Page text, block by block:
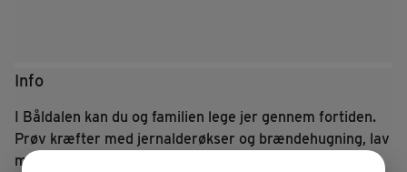
Info
I Båldalen kan du og familien lege jer gennem fortiden.
Prøv kræfter med jernalderøkser og brændehugning, lav
mel og bag jeres egne brødkiks over bål, eller tag ud af